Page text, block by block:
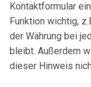
Kontaktformular
Funktion wichtig,
der Währung bei
bleibt. Außerdem
dieser Hinweis